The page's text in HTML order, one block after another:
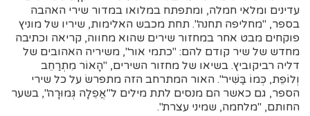
עדינים ומלאי חמלה, ומתפתח במלואו במדור שירי האהבה
בספר, "מחליפה תחנה". תחת מכבש האלימות, שיריו של מוניץ
פוקחים מבט אחר במחזור שירים שהוא מחווה, קריאה וכתיבה
מחדש של שיר קודם להם: "כתמי אור", משיריה האהובים של
דליה רביקוביץ. בשיאו של מחזור השירים, "הָאוֹר מִתְרַחֵב
וְלוֹפֵת, כְּמוֹ בַּשִּׁיר". האור המתרחב הזה מתפרשׂ על כל שירי
הספר, גם כאשר הם מנסים לתת מילים ל"אֲפֵלָה גְּמוּרָה", בשער
החותם, "מלחמה, שמיני עצרת".